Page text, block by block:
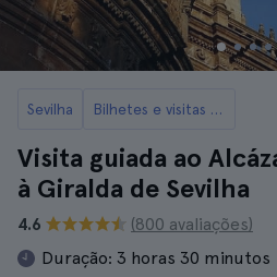
Sevilha Bilhetes e visitas à Catedral e à Giralda de Sevilha
Visita guiada ao
à Giralda de Sevilha
4.6
(800 avaliações)
Duração: 3 horas 30 minutos